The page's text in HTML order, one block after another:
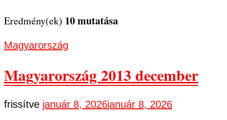
Eredmény(ek) 10 mutatása
Magyarország
Magyarország 2013 december
frissítve január 8, 2026január 8, 2026